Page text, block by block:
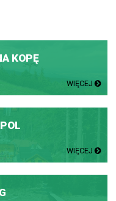
KOPĘ
WIĘCEJ
WIĘCEJ